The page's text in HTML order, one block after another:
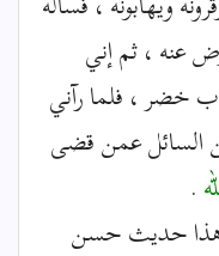
عنه ، ثم إني
خضر ، فلما رآني
السائل عمن قضى
.
حديث حسن